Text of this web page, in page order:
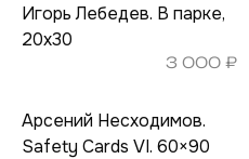
Игорь Лебедев. В парке,
20х30
3 000 ₽
Арсений Несходимов.
Safety Cards VI. 60×90